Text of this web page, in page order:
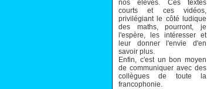
nos élèves. Ces textes
courts et ces vidéos,
privilégiant le côté ludique
des maths, pourront, je
l'espère, les intéresser et
leur donner l'envie d'en
savoir plus.
Enfin, c'est un bon moyen
de communiquer avec des
collègues de toute la
francophonie.